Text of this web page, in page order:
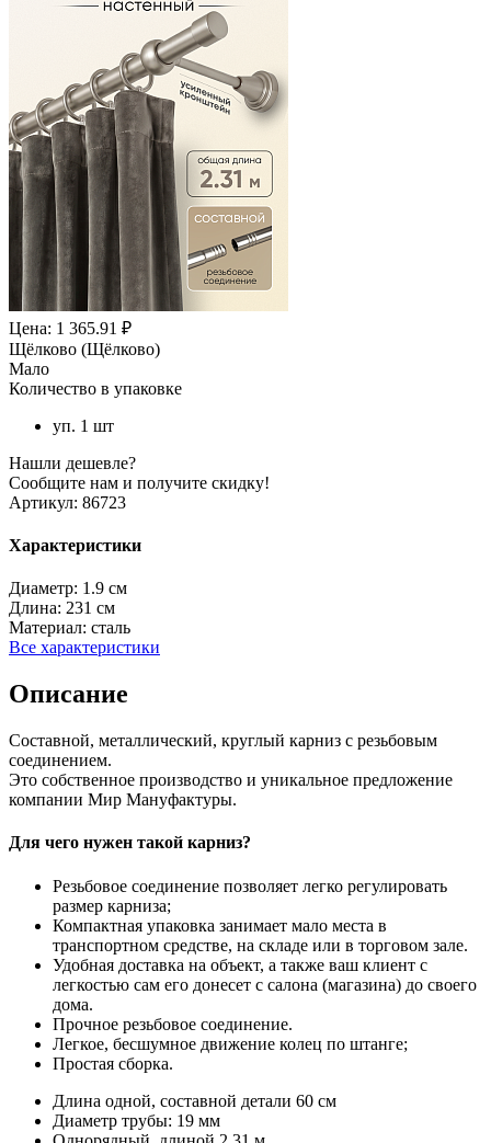
Цена: 1 365.91 ₽
Щёлково (Щёлково)
Мало
Количество в упаковке
уп. 1 шт
Нашли дешевле?
Сообщите нам и получите скидку!
Артикул: 86723
Характеристики
Диаметр: 1.9 см
Длина: 231 см
Материал: сталь
Все характеристики
Описание
Составной, металлический, круглый карниз с резьбовым
соединением.
Это собственное производство и уникальное предложение
компании Мир Мануфактуры.
Для чего нужен такой карниз?
Резьбовое соединение позволяет легко регулировать
размер карниза;
Компактная упаковка занимает мало места в
транспортном средстве, на складе или в торговом зале.
Удобная доставка на объект, а также ваш клиент с
легкостью сам его донесет с салона (магазина) до своего
дома.
Прочное резьбовое соединение.
Легкое, бесшумное движение колец по штанге;
Простая сборка.
Длина одной, составной детали 60 см
Диаметр трубы: 19 мм